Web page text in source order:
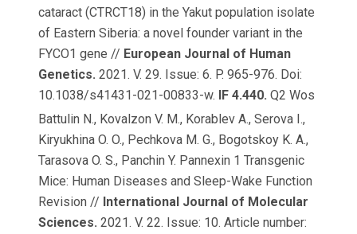
cataract (CTRCT18) in the Yakut population isolate
of Eastern Siberia: a novel founder variant in the
FYCO1 gene // European Journal of Human
Genetics. 2021. V. 29. Issue: 6. P. 965-976. Doi:
10.1038/s41431-021-00833-w. IF 4.440. Q2 Wos
Battulin N., Kovalzon V. M., Korablev A., Serova I.,
Kiryukhina O. O., Pechkova M. G., Bogotskoy K. A.,
Tarasova O. S., Panchin Y. Pannexin 1 Transgenic
Mice: Human Diseases and Sleep-Wake Function
Revision // International Journal of Molecular
Sciences. 2021. V. 22. Issue: 10. Article number: